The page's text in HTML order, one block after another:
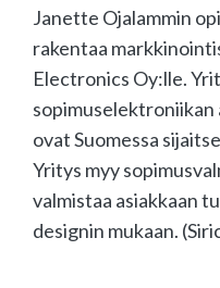
Janette Ojalammin
rakentaa
Electronics Oy:lle.
sopimuselektroniikan
ovat Suomessa
Yritys myy
valmistaa asiakkaan
designin mukaan.